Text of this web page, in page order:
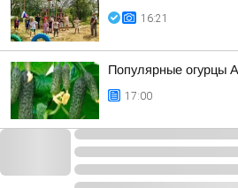
16:21
Популярные огурцы
17:00